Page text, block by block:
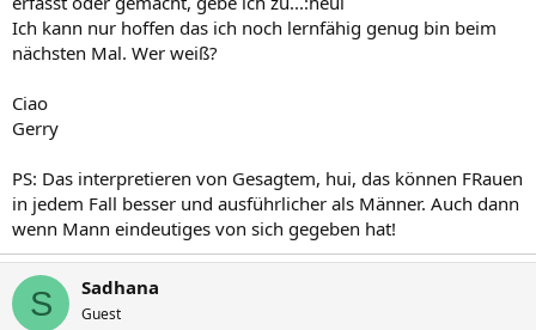
Ich kann nur hoffen das ich noch lernfähig genug bin beim
nächsten Mal. Wer weiß?
Ciao
Gerry
PS: Das interpretieren von Gesagtem, hui, das können FRauen
in jedem Fall besser und ausführlicher als Männer. Auch dann
wenn Mann eindeutiges von sich gegeben hat!
S Sadhana
Guest